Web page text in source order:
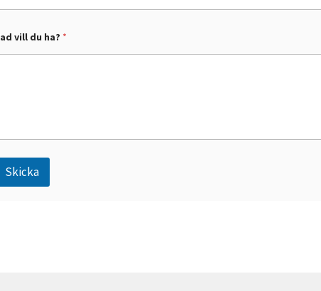
vill du ha? *
Skicka